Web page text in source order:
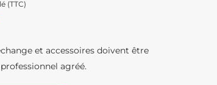
(TTC)
et accessoires doivent être
agréé.